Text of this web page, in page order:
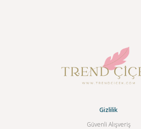
Gizlilik
Güvenli Alışveriş